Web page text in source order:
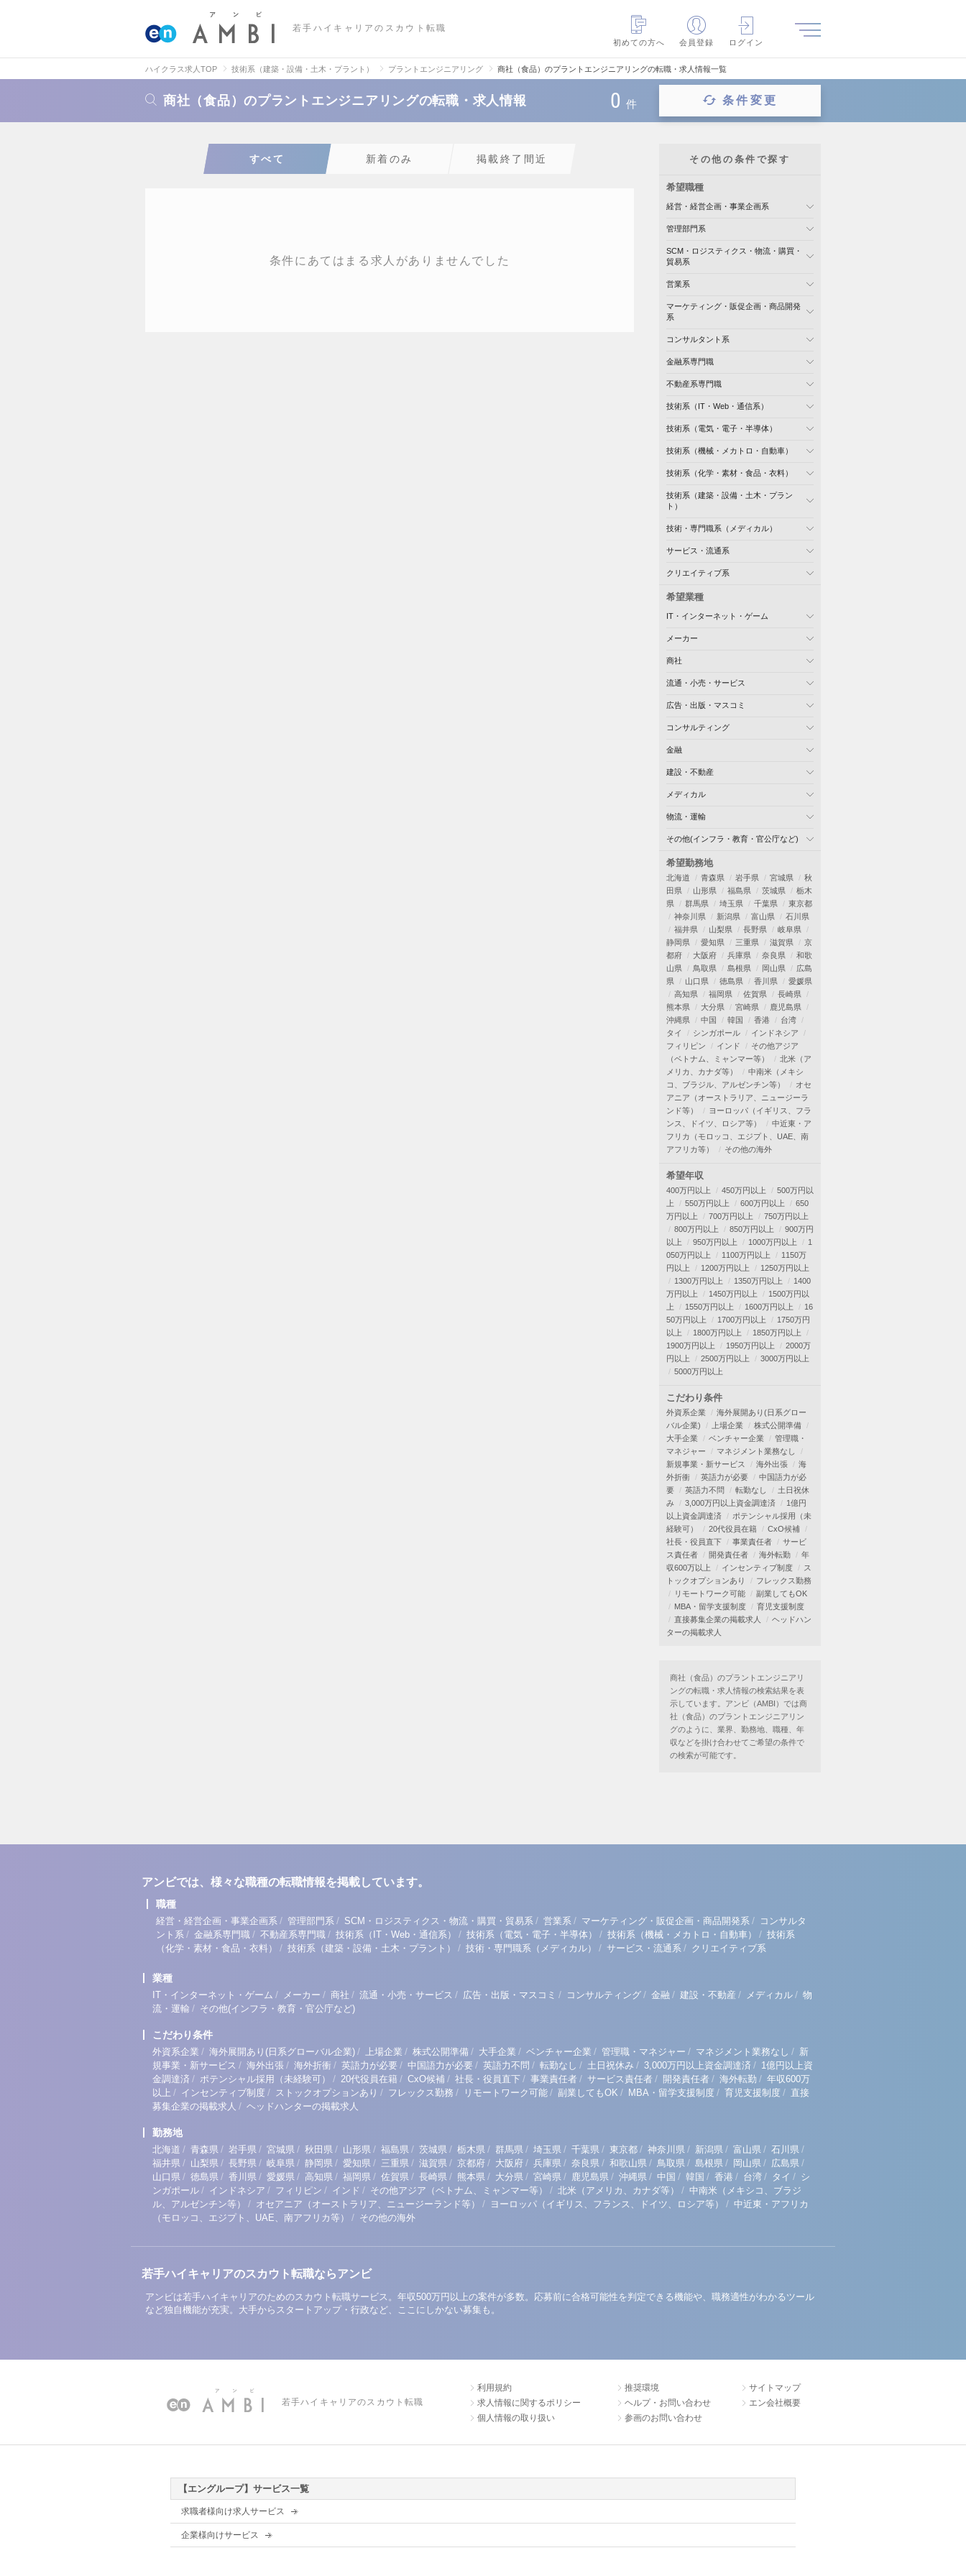
若手ハイキャリアのスカウト転職
初めての方へ
会員登録 ログイン
ハイクラス求人TOP 技術系（建築・設備・土木・プラント） プラントエンジニアリング 商社（食品）のプラントエンジニアリングの転職・求人情報一覧
商社（食品）のプラントエンジニアリングの転職・求人情報 0 件 条件変更
すべて 新着のみ 掲載終了間近
条件にあてはまる求人がありませんでした
その他の条件で探す
希望職種
経営・経営企画・事業企画系
管理部門系
SCM・ロジスティクス・物流・購買・
貿易系
営業系
マーケティング・販促企画・商品開発
系
コンサルタント系
金融系専門職
不動産系専門職
技術系（IT・Web・通信系）
技術系（電気・電子・半導体）
技術系（機械・メカトロ・自動車）
技術系（化学・素材・食品・衣料）
技術系（建築・設備・土木・プラン
ト）
技術・専門職系（メディカル）
サービス・流通系
クリエイティブ系
希望業種
IT・インターネット・ゲーム
メーカー
商社
流通・小売・サービス
広告・出版・マスコミ
コンサルティング
金融
建設・不動産
メディカル
物流・運輸
その他(インフラ・教育・官公庁など)
希望勤務地
北海道 青森県 岩手県 宮城県
秋
田県
山形県 福島県 茨城県
栃木
県
群馬県 埼玉県 千葉県
東京都
神奈川県
新潟県 富山県
石川県
福井県
山梨県 長野県
岐阜県
静岡県
愛知県 三重県 滋賀県
京
都府
大阪府 兵庫県 奈良県
和歌
山県
鳥取県 島根県 岡山県
広島
県
山口県 徳島県 香川県
愛媛県
高知県
福岡県 佐賀県
長崎県
熊本県
大分県 宮崎県
鹿児島県
沖縄県
中国 韓国 香港
台湾
タイ
シンガポール
インドネシア
フィリピン
インド
その他アジア
（ベトナム、ミャンマー等）
北米（ア
メリカ、カナダ等）
中南米（メキシ
コ、ブラジル、アルゼンチン等）
オセ
アニア（オーストラリア、ニュージーラ
ンド等）
ヨーロッパ（イギリス、フラ
ンス、ドイツ、ロシア等）
中近東・ア
フリカ（モロッコ、エジプト、UAE、南
アフリカ等）
その他の海外
希望年収
400万円以上 450万円以上
500万円以
上
550万円以上 600万円以上
650
万円以上
700万円以上
750万円以上
800万円以上
850万円以上
900万円
以上
950万円以上 1000万円以上
1
050万円以上
1100万円以上
1150万
円以上
1200万円以上
1250万円以上
1300万円以上
1350万円以上
1400
万円以上
1450万円以上
1500万円以
上
1550万円以上 1600万円以上
16
50万円以上
1700万円以上
1750万円
以上
1800万円以上
1850万円以上
1900万円以上
1950万円以上
2000万
円以上
2500万円以上
3000万円以上
5000万円以上
こだわり条件
外資系企業
海外展開あり(日系グロー
バル企業)
上場企業
株式公開準備
大手企業
ベンチャー企業
管理職・
マネジャー
マネジメント業務なし
新規事業・新サービス
海外出張
海
外折衝
英語力が必要
中国語力が必
要
英語力不問 転勤なし
土日祝休
み
3,000万円以上資金調達済
1億円
以上資金調達済
ポテンシャル採用（未
経験可）
20代役員在籍
CxO候補
社長・役員直下
事業責任者
サービ
ス責任者
開発責任者 海外転勤
年
収600万以上
インセンティブ制度
ス
トックオプションあり
フレックス勤務
リモートワーク可能
副業してもOK
MBA・留学支援制度
育児支援制度
直接募集企業の掲載求人
ヘッドハン
ターの掲載求人
商社（食品）のプラントエンジニアリ
ングの転職・求人情報の検索結果を表
示しています。アンビ（AMBI）では商
社（食品）のプラントエンジニアリン
グのように、業界、勤務地、職種、年
収などを掛け合わせてご希望の条件で
の検索が可能です。
アンビでは、様々な職種の転職情報を掲載しています。
職種
経営・経営企画・事業企画系 / 管理部門系 / SCM・ロジスティクス・物流・購買・貿易系 / 営業系 / マーケティング・販促企画・商品開発系 / コンサルタ
ント系 / 金融系専門職 / 不動産系専門職 / 技術系（IT・Web・通信系） / 技術系（電気・電子・半導体） / 技術系（機械・メカトロ・自動車） / 技術系
（化学・素材・食品・衣料）
/ 技術系（建築・設備・土木・プラント） / 技術・専門職系（メディカル） / サービス・流通系 / クリエイティブ系
業種
IT・インターネット・ゲーム / メーカー / 商社 / 流通・小売・サービス / 広告・出版・マスコミ / コンサルティング / 金融 / 建設・不動産 / メディカル / 物
流・運輸 / その他(インフラ・教育・官公庁など)
こだわり条件
外資系企業 / 海外展開あり(日系グローバル企業) / 上場企業 / 株式公開準備 / 大手企業 / ベンチャー企業 / 管理職・マネジャー / マネジメント業務なし / 新
規事業・新サービス / 海外出張 / 海外折衝 / 英語力が必要 / 中国語力が必要 / 英語力不問 / 転勤なし / 土日祝休み / 3,000万円以上資金調達済 / 1億円以上資
金調達済 / ポテンシャル採用（未経験可） / 20代役員在籍 / CxO候補 / 社長・役員直下 / 事業責任者 / サービス責任者 / 開発責任者 / 海外転勤 / 年収600万
以上 / インセンティブ制度 / ストックオプションあり / フレックス勤務 / リモートワーク可能 / 副業してもOK / MBA・留学支援制度 / 育児支援制度 / 直接
募集企業の掲載求人 / ヘッドハンターの掲載求人
勤務地
北海道 / 青森県 / 岩手県 / 宮城県 / 秋田県 / 山形県 / 福島県 / 茨城県 / 栃木県 / 群馬県 / 埼玉県 / 千葉県 / 東京都 / 神奈川県 / 新潟県 / 富山県 / 石川県 /
福井県 / 山梨県 / 長野県 / 岐阜県 / 静岡県 / 愛知県 / 三重県 / 滋賀県 / 京都府 / 大阪府 / 兵庫県 / 奈良県 / 和歌山県 / 鳥取県 / 島根県 / 岡山県 / 広島県 /
山口県 / 徳島県 / 香川県 / 愛媛県 / 高知県 / 福岡県 / 佐賀県 / 長崎県 / 熊本県 / 大分県 / 宮崎県 / 鹿児島県 / 沖縄県 / 中国 / 韓国 / 香港 / 台湾 / タイ / シ
ンガポール / インドネシア / フィリピン / インド / その他アジア（ベトナム、ミャンマー等） / 北米（アメリカ、カナダ等） / 中南米（メキシコ、ブラジ
ル、アルゼンチン等）
/ オセアニア（オーストラリア、ニュージーランド等） / ヨーロッパ（イギリス、フランス、ドイツ、ロシア等） / 中近東・アフリカ
（モロッコ、エジプト、UAE、南アフリカ等）
/ その他の海外
若手ハイキャリアのスカウト転職ならアンビ
アンビは若手ハイキャリアのためのスカウト転職サービス。年収500万円以上の案件が多数。応募前に合格可能性を判定できる機能や、職務適性がわかるツール
など独自機能が充実。大手からスタートアップ・行政など、ここにしかない募集も。
若手ハイキャリアのスカウト転職
利用規約
求人情報に関するポリシー
個人情報の取り扱い
推奨環境
ヘルプ・お問い合わせ
参画のお問い合わせ
サイトマップ
エン会社概要
【エングループ】サービス一覧
求職者様向け求人サービス
企業様向けサービス